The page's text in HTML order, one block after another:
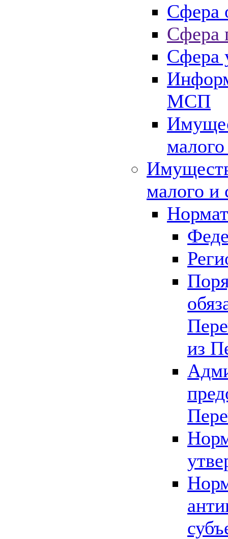
Сфера
Сфера
Сфера
МСП
малого и
из